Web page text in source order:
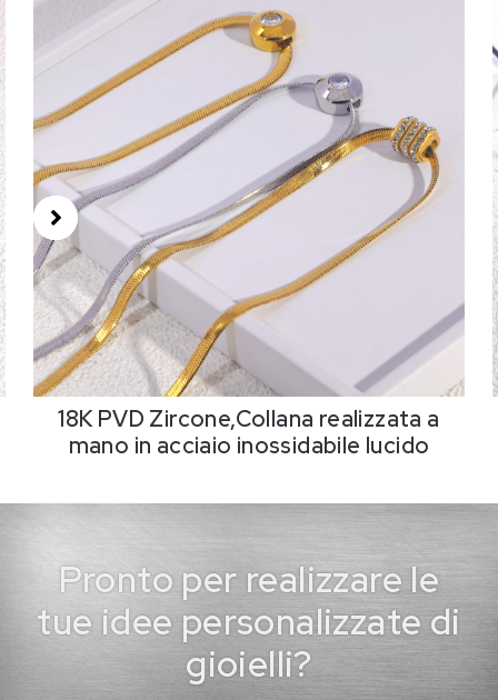
18K PVD Zircone,Collana realizzata a
mano in acciaio inossidabile lucido
Pronto per realizzare le
tue idee personalizzate di
gioielli?